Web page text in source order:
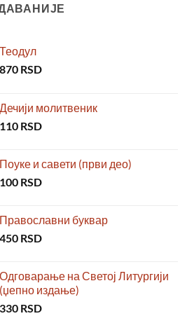
Теодул
870 RSD
Дечији молитвеник
110 RSD
Поуке и савети (први део)
100 RSD
Православни буквар
450 RSD
Одговарање на Светој Литургији
(џепно издање)
330 RSD